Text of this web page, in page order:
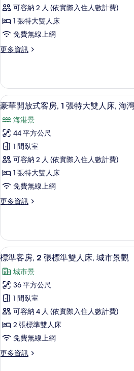
觀
的
所
有
床,
城
市
景
的
放
式
客
房,
張
特
大
雙
人
床,
城
市
景
觀
有
相
片
可容納 2 人 (依實際入住人數計費)
1 張特大雙人床
免費無線上網
更多資訊
更
開
放
式
房,
張
特
大
雙
人
床,
市
的
詳
情
顯
示
豪
華
開
放
式
客
房,
張
特
大
雙
人
床,
海
灣
景
觀
6
豪華開放式客房, 1 張特大雙人床, 海
海港景
44 平方公尺
1 間臥室
可容納 2 人 (依實際入住人數計費)
1 張特大雙人床
免費無線上網
更多資訊
更
開
放
式
房,
張
特
大
雙
人
床,
灣
顯
示
標
準
客
房,
2
張
標
高級
6
標準客房, 2 張標準雙人床, 城市景觀
城市景
36 平方公尺
1 間臥室
可容納 4 人 (依實際入住人數計費)
2 張標準雙人床
免費無線上網
更多資訊
更